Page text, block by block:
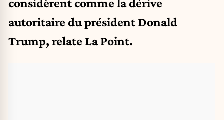
considèrent comme la dérive
autoritaire du président Donald
Trump, relate La Point.